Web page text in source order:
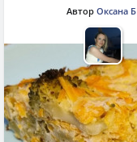
Автор Оксана Б